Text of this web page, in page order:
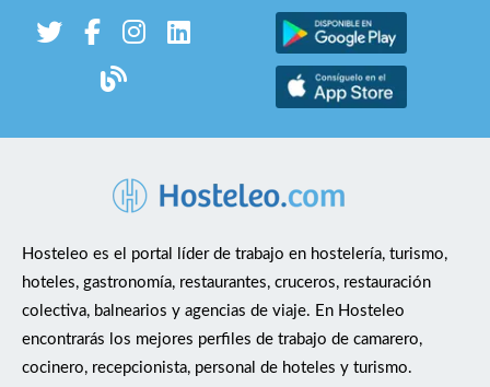
Hosteleo es el portal líder de trabajo en hostelería, turismo,
hoteles, gastronomía, restaurantes, cruceros, restauración
colectiva, balnearios y agencias de viaje. En Hosteleo
encontrarás los mejores perfiles de trabajo de camarero,
cocinero, recepcionista, personal de hoteles y turismo.